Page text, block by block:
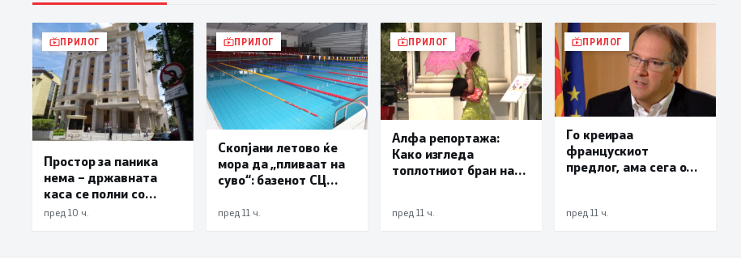
ПРИЛОГ
Простор за паника
нема – државната
каса се полни со
забрзано темпо
пред 10 ч.
ПРИЛОГ
Скопјани летово ќе
мора да „пливаат на
суво“: базенот СЦ
затворен по штетите
пред 11 ч.
ПРИЛОГ
Алфа репортажа:
Како изгледа
топлотниот бран на
пред 11 ч.
ПРИЛОГ
Го креираа
францускиот
предлог, ама сега од
преговарала
пред 11 ч.